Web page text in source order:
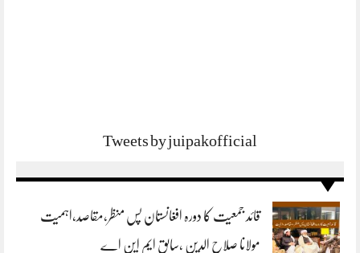
Tweets by juipakofficial
قائد جمعیت کا دورہ افغانستان پس منظر،مقاصد،اہمیت
مولانا صلاح الدین ،سابق ایم این اے